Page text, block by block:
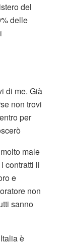
del
delle
di me. Già
non trovi
per
male
contratti li
e
non
sanno
è